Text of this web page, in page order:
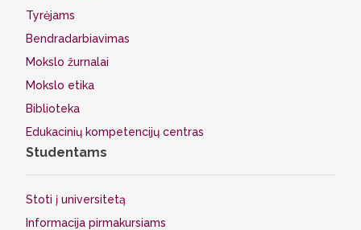
Tyrėjams
Bendradarbiavimas
Mokslo žurnalai
Mokslo etika
Biblioteka
Edukacinių kompetencijų centras
Studentams
Stoti į universitetą
Informacija pirmakursiams